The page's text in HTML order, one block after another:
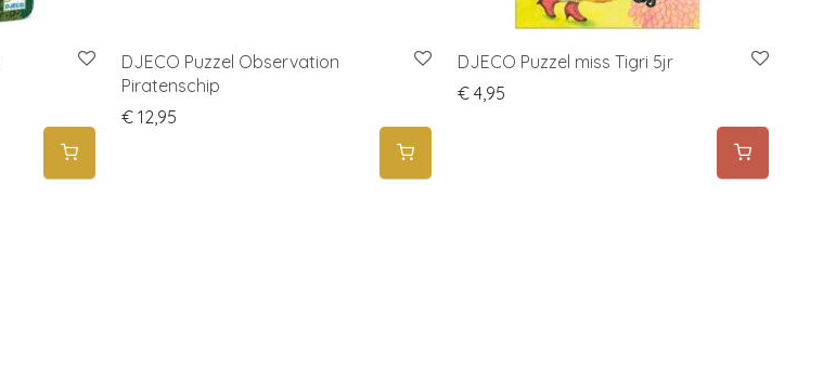
DJECO Puzzel Observation
Piratenschip
€12,95
DJECO Puzzel miss Tigri 5jr
€ 4,95